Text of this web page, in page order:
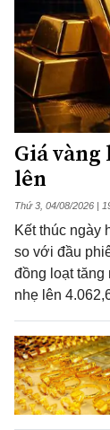
Giá
lên
Thứ 3, 04/08/2026 |
Kết thúc ngày
so với đầu
đồng loạt tăng
nhẹ lên